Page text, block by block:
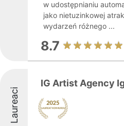
w udostępnianiu
jako nietuzinkowej
wydarzeń różnego ...
8.7
Laureaci
IG Artist Agency